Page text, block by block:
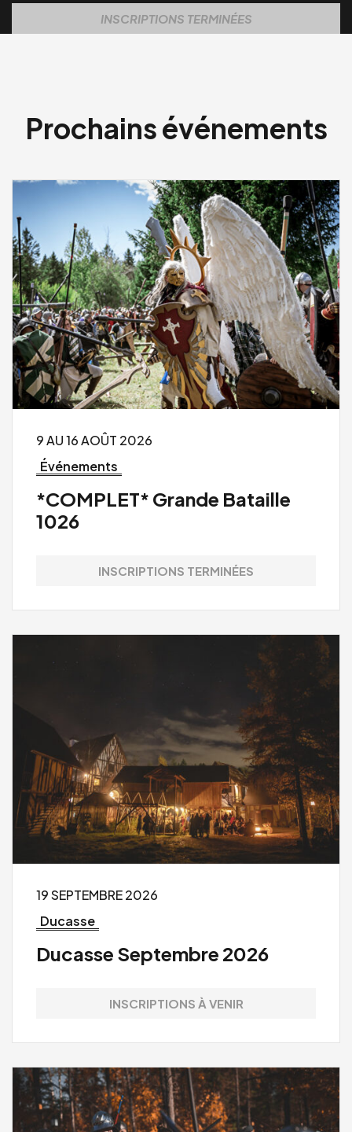
INSCRIPTIONS TERMINÉES
Prochains événements
9 AU 16 AOÛT 2026
Événements
*COMPLET* Grande Bataille
1026
INSCRIPTIONS TERMINÉES
19 SEPTEMBRE 2026
Ducasse
Ducasse Septembre 2026
INSCRIPTIONS À VENIR